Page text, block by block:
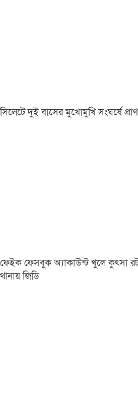
সিলেটে দুই বাসের মুখোমুখি সংঘর্ষে
ফেইক ফেসবুক অ্যাকাউন্ট খুলে কুৎসা
থানায় জিডি